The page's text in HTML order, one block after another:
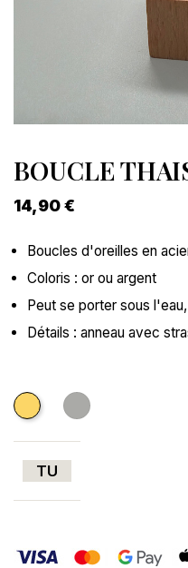
BOUCLE
14,90 €
Boucles d'oreilles en
Coloris : or ou argent
Peut se porter sous
Détails : anneau avec
Doré Argenté
TU